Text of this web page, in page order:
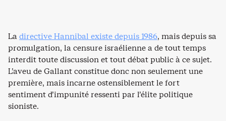
Ladirective Hannibal existe depuis 1986, mais depuis sa
promulgation, la censure israélienne a de tout temps
interdit toute discussion et tout débat public à ce sujet.
L’aveu de Gallant constitue donc non seulement une
première, mais incarne ostensiblement le fort
sentiment d’impunité ressenti par l’élite politique
sioniste.